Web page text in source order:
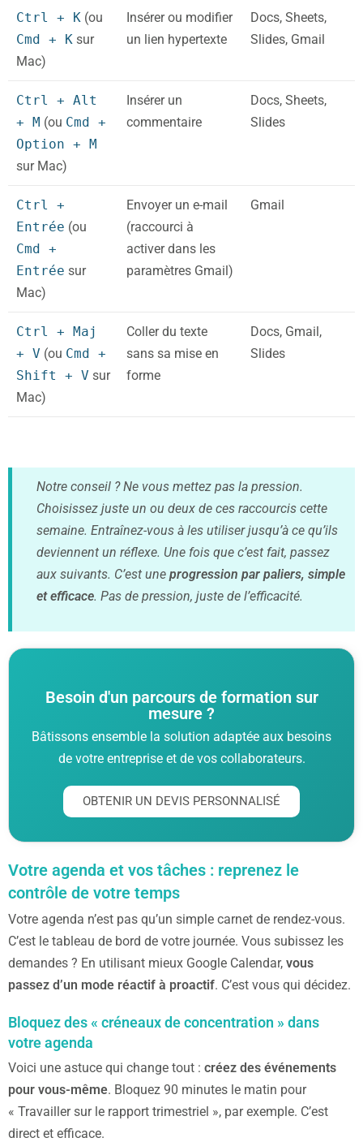
Ctrl + K (ou
Cmd + K sur
Mac)
Insérer ou modifier
un lien hypertexte
Docs, Sheets,
Slides, Gmail
Ctrl + Alt
+ M (ou Cmd +
Option + M
sur Mac)
Insérer un
commentaire
Docs, Sheets,
Slides
Ctrl +
Entrée (ou
Cmd +
Entrée sur
Mac)
Envoyer un e-mail
(raccourci à
activer dans les
paramètres Gmail)
Gmail
Ctrl + Maj
+ V (ou Cmd +
Shift + V sur
Mac)
Coller du texte
sans sa mise en
forme
Docs, Gmail,
Slides
Notre conseil ? Ne vous mettez pas la pression.
Choisissez juste un ou deux de ces raccourcis cette
semaine. Entraînez-vous à les utiliser jusqu’à ce qu’ils
deviennent un réflexe. Une fois que c’est fait, passez
aux suivants. C’est une progression par paliers, simple
et efficace. Pas de pression, juste de l’efficacité.
Besoin d'un parcours de formation sur
mesure ?
Bâtissons ensemble la solution adaptée aux besoins
de votre entreprise et de vos collaborateurs.
OBTENIR UN DEVIS PERSONNALISÉ
Votre agenda et vos tâches : reprenez le
contrôle de votre temps
Votre agenda n’est pas qu’un simple carnet de rendez-vous.
C’est le tableau de bord de votre journée. Vous subissez les
demandes ? En utilisant mieux Google Calendar, vous
passez d’un mode réactif à proactif. C’est vous qui décidez.
Bloquez des « créneaux de concentration » dans
votre agenda
Voici une astuce qui change tout : créez des événements
pour vous-même. Bloquez 90 minutes le matin pour
« Travailler sur le rapport trimestriel », par exemple. C’est
direct et efficace.